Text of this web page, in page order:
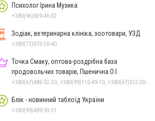
Психолог Ірина Музика
+380(96)839-46-02
Зодіак, ветеринарна клініка, зоотовари, УЗД
+380(73)073-20-40
Точка Смаку, оптова-роздрібна база
продовольчих товарів, Пшенична О.І.
Блік - новинний таблоїд України
+380(99)489-93-31